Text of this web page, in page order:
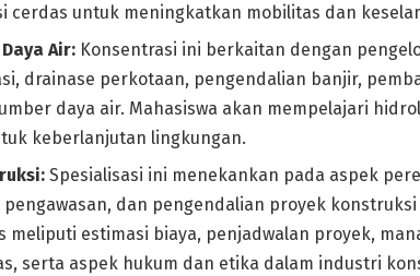
cerdas untuk meningkatkan mobilitas dan
Air:Konsentrasi ini berkaitan dengan
drainase perkotaan, pengendalian banjir,
daya air. Mahasiswa akan mempelajari
keberlanjutan lingkungan.
Spesialisasi ini menekankan pada aspek
dan pengendalian proyek
meliputi estimasi biaya, penjadwalan proyek,
serta aspek hukum dan etika dalam industri